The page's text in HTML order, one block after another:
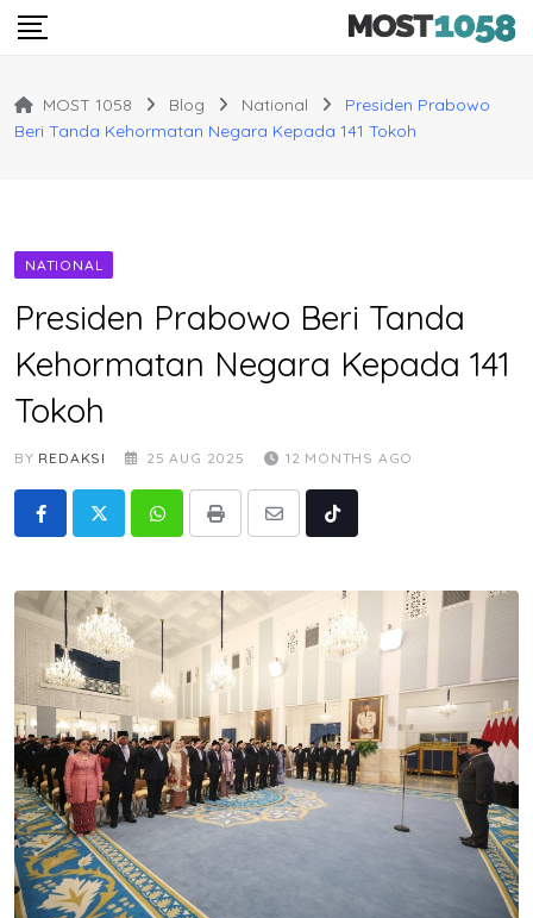
Skip
MOST 1058 Blog National
Presiden Prabowo
Beri Tanda Kehormatan Negara Kepada 141 Tokoh
NATIONAL
Presiden Prabowo Beri Tanda
Kehormatan Negara Kepada 141
Tokoh
BY REDAKSI 25 AUG 2025 12 MONTHS AGO
WhatsappPrint
Share
Tiktok